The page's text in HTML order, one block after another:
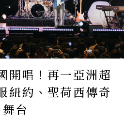
開唱！再一亞洲超
約、聖荷西傳奇
舞台